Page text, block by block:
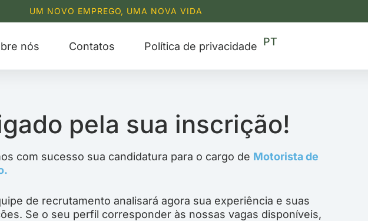
UM NOVO EMPREGO, UMA NOVA VIDA
nós Contatos Política de privacidade PT
EN
RU
pela sua inscrição!
com sucesso sua candidatura para o cargo de Motorista de
de recrutamento analisará agora sua experiência e suas
Se o seu perfil corresponder às nossas vagas disponíveis,